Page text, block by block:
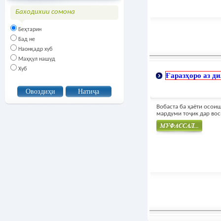
Баходихии сомона
Беҳтарин
Бад не
Наонқадр хуб
Маҳқул нашуд
Хуб
Ғаразҳоро аз
Вобаста ба ҳаёти
мардуми тоҷик дар